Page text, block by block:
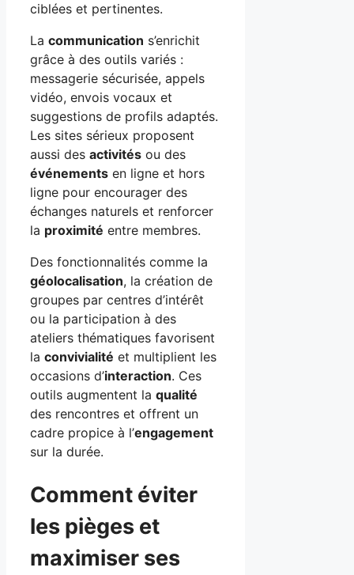
ciblées et pertinentes.
La communication s’enrichit
grâce à des outils variés :
messagerie sécurisée, appels
vidéo, envois vocaux et
suggestions de profils adaptés.
Les sites sérieux proposent
aussi des activités ou des
événements en ligne et hors
ligne pour encourager des
échanges naturels et renforcer
la proximité entre membres.
Des fonctionnalités comme la
géolocalisation, la création de
groupes par centres d’intérêt
ou la participation à des
ateliers thématiques favorisent
la convivialité et multiplient les
occasions d’interaction. Ces
outils augmentent la qualité
des rencontres et offrent un
cadre propice à l’engagement
sur la durée.
Comment éviter
les pièges et
maximiser ses